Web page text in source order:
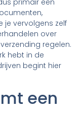
je vervolgens zelf
over
regelen.
hebt in de
begint hier
een